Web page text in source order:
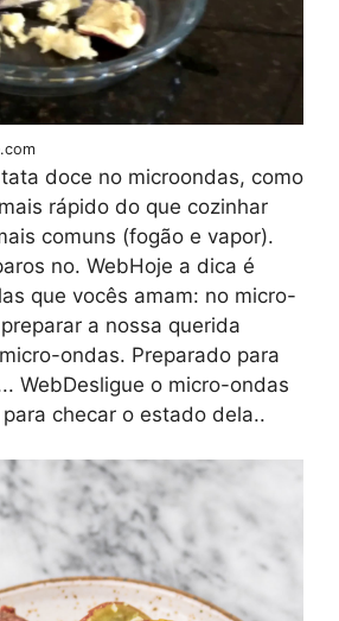
doce no microondas, como
rápido do que cozinhar
comuns (fogão e vapor).
no. WebHoje a dica é
que vocês amam: no micro-
a nossa querida
ondas. Preparado para
WebDesligue o micro-ondas
checar o estado dela..